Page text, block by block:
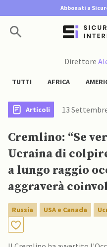
Abbonati a
Direttore
TUTTI AFRICA
Articoli 13
Cremlino: “Se
Ucraina di
a lungo raggio
aggraverà
Paesi UE”
Russia USA e Canada